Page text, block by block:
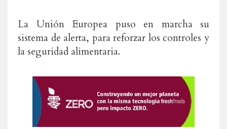
La Unión Europea puso en marcha su
sistema de alerta, para reforzar los controles y
la seguridad alimentaria.